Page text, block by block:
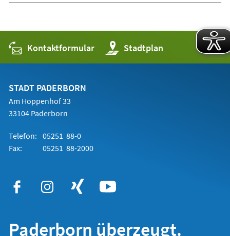
Kontaktformular Stadtplan
(Öffnet
in
einem
STADT PADERBORN
Am Hoppenhof 33
33104 Paderborn
Telefon: 05251 88-0
Fax:
05251 88-2000
Paderborn überzeugt.